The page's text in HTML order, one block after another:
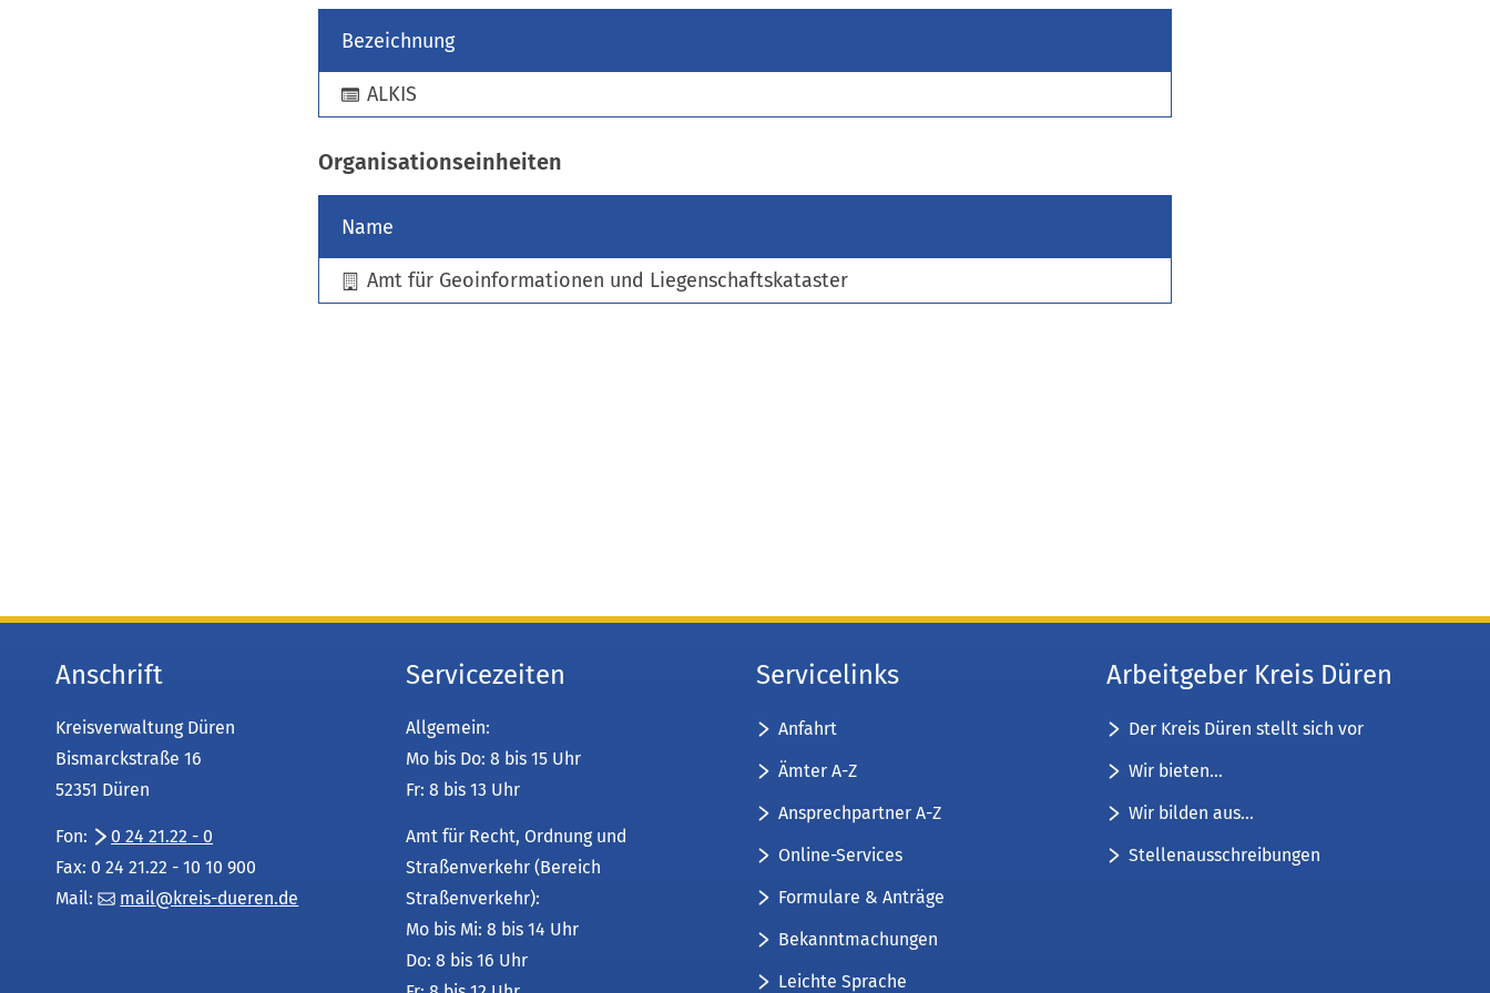
)
Bezeichnung
ALKIS
Organisationseinheiten
Name
Amt für Geoinformationen und Liegenschaftskataster
Anschrift
Kreisverwaltung Düren
Bismarckstraße 16
52351 Düren
Fon:
0 24 21.22 - 0
Fax: 0 24 21.22 - 10 10 900
Mail:
mail kreis-dueren de
Servicezeiten
Allgemein:
Mo bis Do: 8 bis 15 Uhr
Fr: 8 bis 13 Uhr
Amt für Recht, Ordnung und
Straßenverkehr (Bereich
Straßenverkehr):
Mo bis Mi: 8 bis 14 Uhr
Do: 8 bis 16 Uhr
Servicelinks
Anfahrt
Ämter A-Z
Ansprechpartner A-Z
Online-Services
Formulare & Anträge
Bekanntmachungen
Leichte Sprache
Arbeitgeber Kreis Düren
Der Kreis Düren stellt sich vor
Wir bieten...
Wir bilden aus...
Stellenausschreibungen